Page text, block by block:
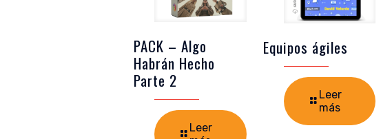
PACK – Algo
Habrán Hecho
Parte 2
Leer
Equipos ágiles
Leer
más